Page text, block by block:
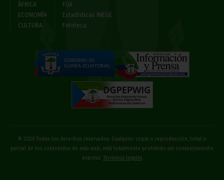
ÁFRICA
ECONOMÍA
CULTURA
FIJA
Estadísticas INEGE
Fototeca
© 2026 Todos los derechos reservados. Cualquier copia o reproducción, total o
parcial de los contenidos de esta web, está totalmente prohibido sin consentimiento
expreso
Términos legales